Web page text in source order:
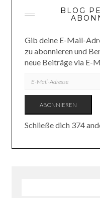
BLOG
Gib deine E-Mail-
zu abonnieren und
neue Beiträge via E-
MAIL-
ABONNIEREN
Schließe dich 374